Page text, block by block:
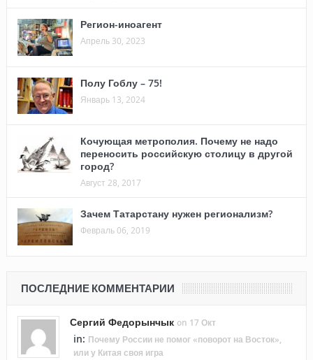
Регион-иноагент
Апрель 30, 2023
Полу Гоблу – 75!
Январь 13, 2024
Кочующая метрополия. Почему не надо
переносить российскую столицу в другой
город?
Август 28, 2017
Зачем Татарстану нужен регионализм?
Февраль 06, 2019
ПОСЛЕДНИЕ КОММЕНТАРИИ
Сергий Федорынчык on 17 Окт
in: Почему России не помог «поворот на Восток»,
или у Китая своя игра